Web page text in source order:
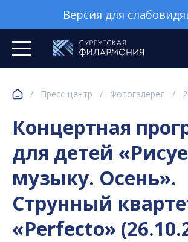
Версия для
/ Пресс-центр / Фотогалерея /
Концертная
для детей
музыку. Осень».
Струнный
«Perfecto»